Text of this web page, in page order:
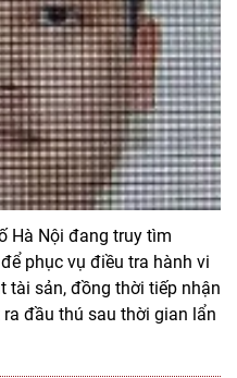
Hà Nội đang truy tìm
phục vụ điều tra hành vi
tài sản, đồng thời tiếp nhận
đầu thú sau thời gian lẩn